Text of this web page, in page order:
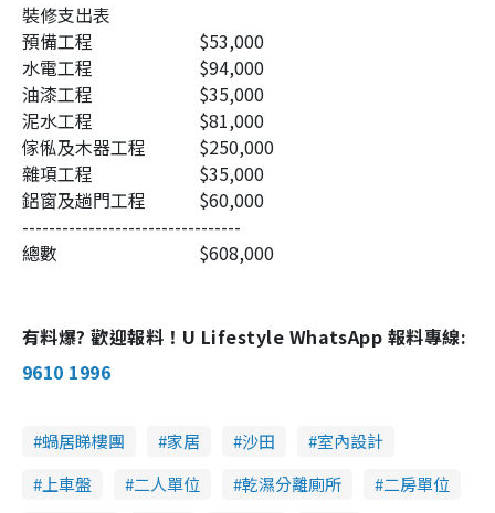
裝修支出表
預備工程
$53,000
水電工程
$94,000
油漆工程
$35,000
泥水工程
$81,000
傢俬及木器工程
$250,000
雜項工程
$35,000
鋁窗及趟門工程
$60,000
---------------------------------
總數
$608,000
有料爆? 歡迎報料！U Lifestyle WhatsApp 報料專線:
9610 1996
蝸居睇樓團 家居 沙田
室內設計
上車盤
二人單位 乾濕分離廁所
二房單位